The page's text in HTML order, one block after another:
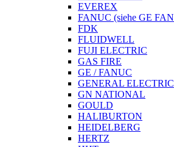
EVEREX
FANUC (siehe GE
FDK
FLUIDWELL
FUJI ELECTRIC
GAS FIRE
GE / FANUC
GENERAL ELECTRIC
GN NATIONAL
GOULD
HALIBURTON
HEIDELBERG
HERTZ